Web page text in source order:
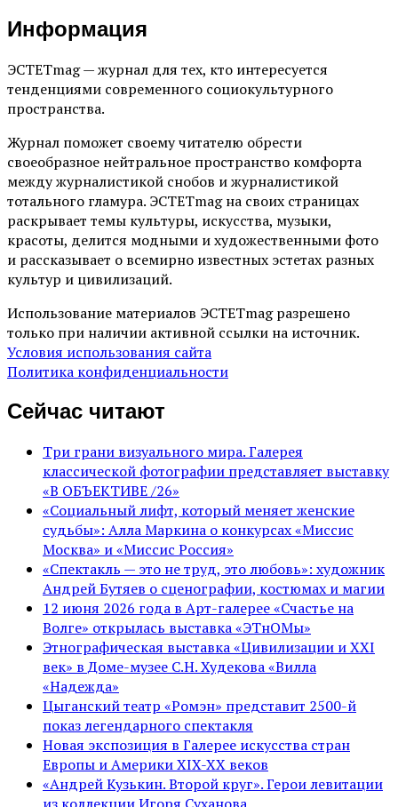
Информация
ЭСТЕТmag — журнал для тех, кто интересуется
тенденциями современного социокультурного
пространства.
Журнал поможет своему читателю обрести
своеобразное нейтральное пространство комфорта
между журналистикой снобов и журналистикой
тотального гламура. ЭСТЕТmag на своих страницах
раскрывает темы культуры, искусства, музыки,
красоты, делится модными и художественными фото
и рассказывает о всемирно известных эстетах разных
культур и цивилизаций.
Использование материалов ЭСТЕТmag разрешено
только при наличии активной ссылки на источник.
Условия использования сайта
Политика конфиденциальности
Сейчас читают
Три грани визуального мира. Галерея
классической фотографии представляет выставку
«В ОБЪЕКТИВЕ /26»
«Социальный лифт, который меняет женские
судьбы»: Алла Маркина о конкурсах «Миссис
Москва» и «Миссис Россия»
«Спектакль — это не труд, это любовь»: художник
Андрей Бутяев о сценографии, костюмах и магии
12 июня 2026 года в Арт-галерее «Счастье на
Волге» открылась выставка «ЭТнОМы»
Этнографическая выставка «Цивилизации и ХХI
век» в Доме-музее С.Н. Худекова «Вилла
«Надежда»
Цыганский театр «Ромэн» представит 2500-й
показ легендарного спектакля
Новая экспозиция в Галерее искусства стран
Европы и Америки XIX-XX веков
«Андрей Кузькин. Второй круг». Герои левитации